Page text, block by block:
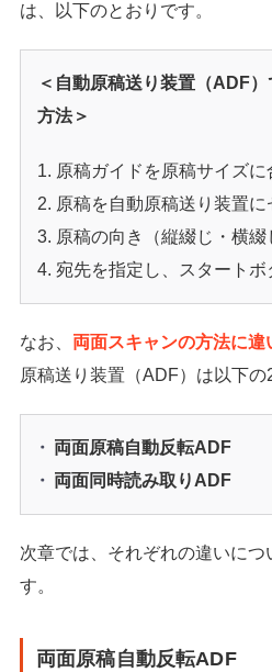
は、以下のとおりです。
＜自動原稿送り装置（ADF
方法＞
原稿ガイドを原稿サイズに
原稿を自動原稿送り装置に
原稿の向き（縦綴じ・横
宛先を指定し、スタートボ
なお、 両面スキャンの方法に違
原稿送り装置（ADF）は以下の
両面原稿自動反転ADF
両面同時読み取りADF
次章では、それぞれの違いにつ
す。
両面原稿自動反転ADF